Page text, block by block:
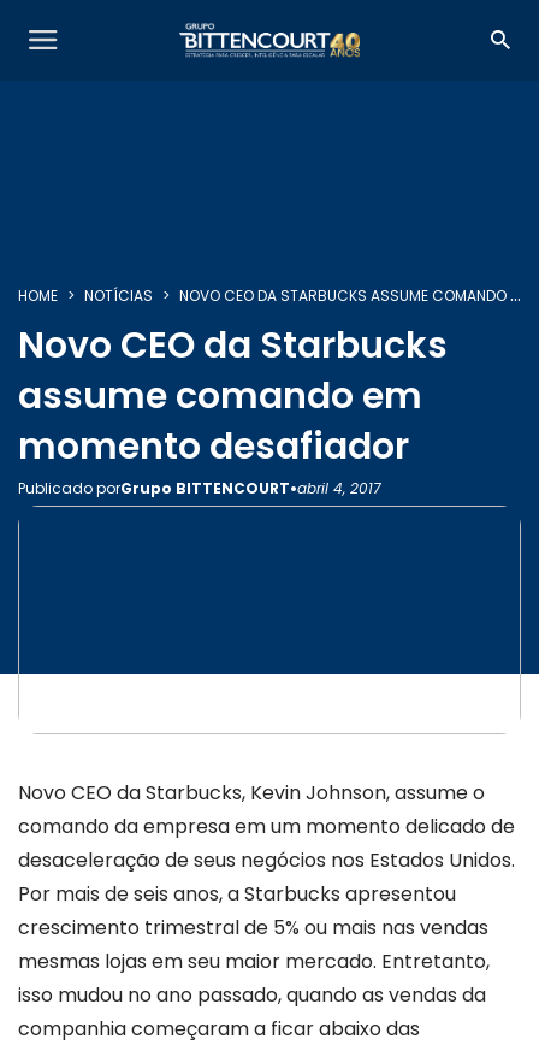
HOME NOTÍCIAS NOVO CEO DA STARBUCKS ASSUME COMANDO EM MOMENTO DESAFIADOR
Novo CEO da Starbucks
assume comando em
momento desafiador
Publicado porGrupo BITTENCOURT•abril 4, 2017
Novo CEO da Starbucks, Kevin Johnson, assume o
comando da empresa em um momento delicado de
desaceleração de seus negócios nos Estados Unidos.
Por mais de seis anos, a Starbucks apresentou
crescimento trimestral de 5% ou mais nas vendas
mesmas lojas em seu maior mercado. Entretanto,
isso mudou no ano passado, quando as vendas da
companhia começaram a ficar abaixo das